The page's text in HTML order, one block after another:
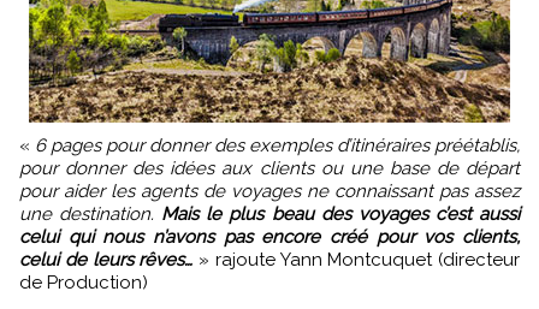
« 6 pages pour donner des exemples d’itinéraires préétablis,
pour donner des idées aux clients ou une base de départ
pour aider les agents de voyages ne connaissant pas assez
une destination. Mais le plus beau des voyages c’est aussi
celui qui nous n’avons pas encore créé pour vos clients,
celui de leurs rêves… » rajoute Yann Montcuquet (directeur
de Production)